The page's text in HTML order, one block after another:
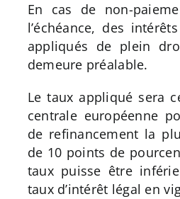
En cas de non-
l’échéance, des
appliqués de plein
demeure préalable.
Le taux appliqué sera
centrale européenne
de refinancement la
de 10 points de
taux puisse être
taux d’intérêt légal en